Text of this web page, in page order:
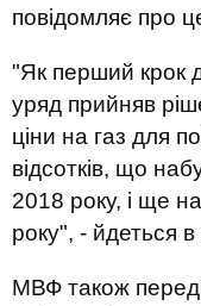
повідомляє про
"Як перший крок
уряд прийняв
ціни на газ для
відсотків, що
2018 року, і ще
року", - йдеться в
МВФ також